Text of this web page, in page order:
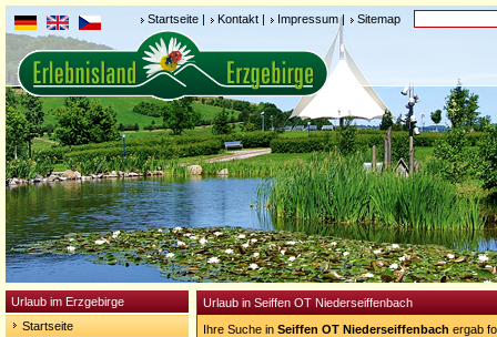
Startseite | Kontakt | Impressum| Sitemap
Urlaub im Erzgebirge
Startseite
Urlaub in Seiffen OT Niederseiffenbach
Ihre Suche in Seiffen OT Niederseiffenbach ergab